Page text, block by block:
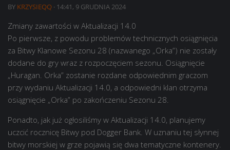
BY KRZYSIEQQ · 14:41, 9 GRUDNIA 2024
Zmiany zawartości w Aktualizacji 14.0
Po pierwsze, z powodu problemów technicznych osiągnięcia
za Bitwy Klanowe Sezonu 28 (nazwanego „Orka”) nie zostały
dodane do gry wraz z rozpoczęciem sezonu. Osiągnięcie
„Huragan. Orka” zostanie rozdane odpowiednim graczom
przy wydaniu Aktualizacji 14.0, a odpowiedni klan otrzyma
osiągnięcie „Orka” po zakończeniu Sezonu 28.
Ponadto, jak już ogłosiliśmy w Aktualizacji 14.0, planujemy
uczcić rocznicę Bitwy pod Dogger Bank. W uznaniu tej słynnej
bitwy morskiej w grze pojawią się dwa tematyczne kontenery.